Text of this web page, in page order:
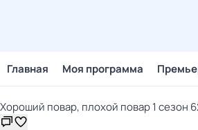
Главная Моя программа
Хороший повар, плохой повар 1 сезон